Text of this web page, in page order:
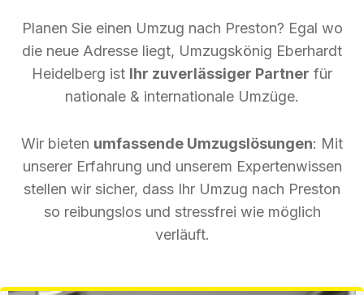
Planen Sie einen Umzug nach Preston? Egal wo
die neue Adresse liegt, Umzugskönig Eberhardt
Heidelberg ist Ihr zuverlässiger Partner für
nationale & internationale Umzüge.
Wir bieten umfassende Umzugslösungen: Mit
unserer Erfahrung und unserem Expertenwissen
stellen wir sicher, dass Ihr Umzug nach Preston
so reibungslos und stressfrei wie möglich
verläuft.